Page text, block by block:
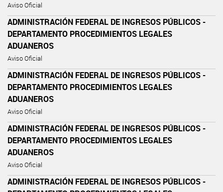
Aviso Oficial
ADMINISTRACIÓN FEDERAL DE INGRESOS PÚBLICOS -
DEPARTAMENTO PROCEDIMIENTOS LEGALES
ADUANEROS
Aviso Oficial
ADMINISTRACIÓN FEDERAL DE INGRESOS PÚBLICOS -
DEPARTAMENTO PROCEDIMIENTOS LEGALES
ADUANEROS
Aviso Oficial
ADMINISTRACIÓN FEDERAL DE INGRESOS PÚBLICOS -
DEPARTAMENTO PROCEDIMIENTOS LEGALES
ADUANEROS
Aviso Oficial
ADMINISTRACIÓN FEDERAL DE INGRESOS PÚBLICOS -